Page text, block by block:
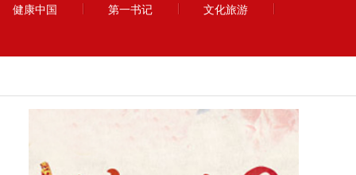
健康中国
第一书记 文化旅游